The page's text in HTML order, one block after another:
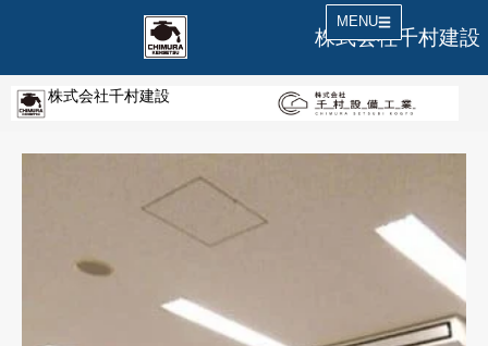
株式会社千村建設
MENU
株式会社千村建設